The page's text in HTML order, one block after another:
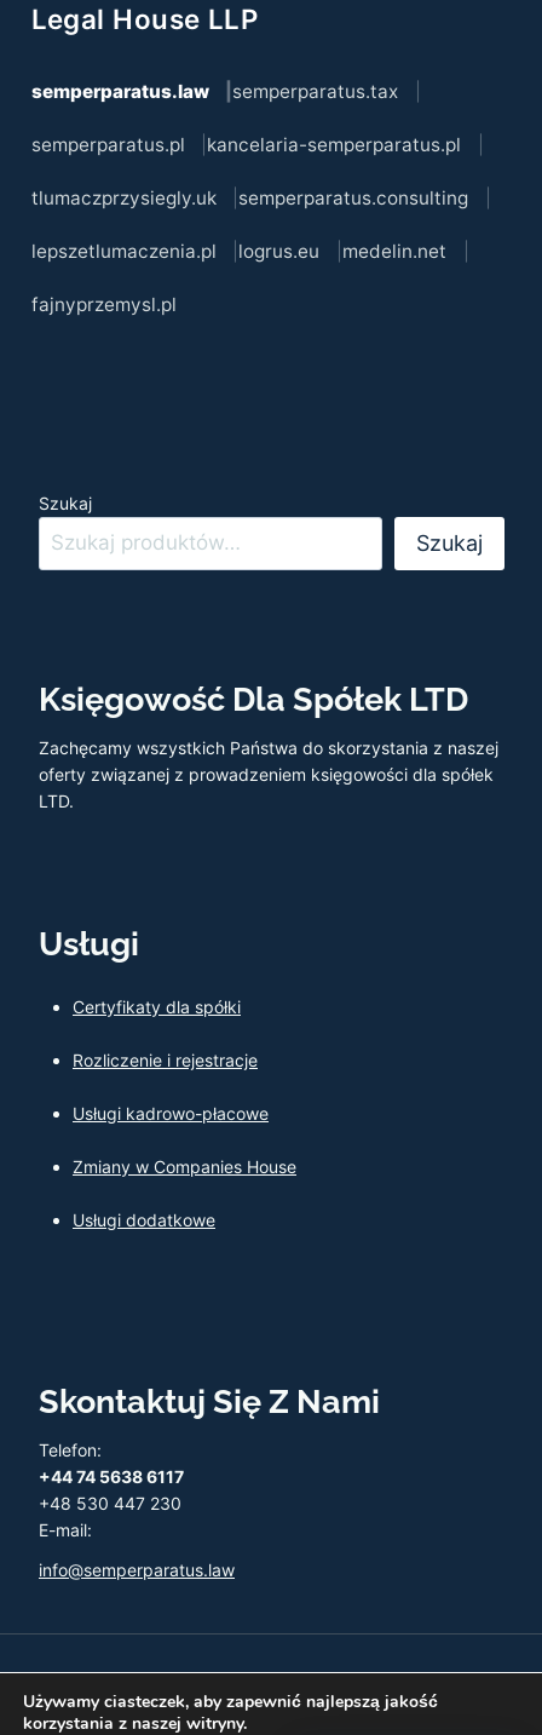
Legal House LLP
semperparatus.law semperparatus.tax
semperparatus.pl kancelaria-semperparatus.pl
tlumaczprzysiegly.uk semperparatus.consulting
lepszetlumaczenia.pl logrus.eu medelin.net
fajnyprzemysl.pl
Szukaj
Szukaj
Księgowość Dla Spółek LTD
Zachęcamy wszystkich Państwa do skorzystania z naszej
oferty związanej z prowadzeniem księgowości dla spółek
LTD.
Usługi
Certyfikaty dla spółki
Rozliczenie i rejestracje
Usługi kadrowo-płacowe
Zmiany w Companies House
Usługi dodatkowe
Skontaktuj Się Z Nami
Telefon:
+44 74 5638 6117
+48 530 447 230
E-mail:
info@semperparatus.law
© 2026 Semper Paratus - Twoja księgowość w UK
Używamy ciasteczek, aby zapewnić najlepszą jakość
korzystania z naszej witryny.